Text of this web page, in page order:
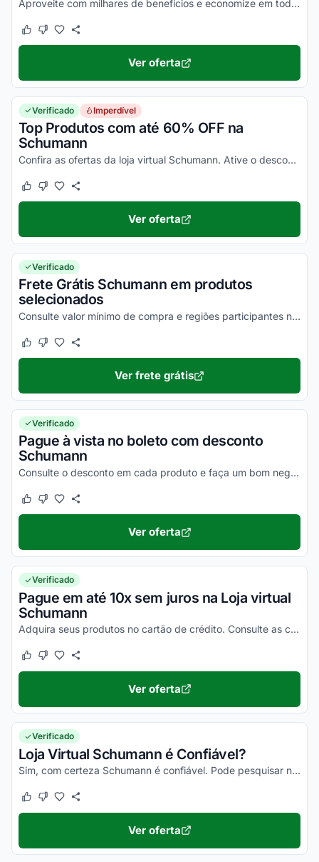
Aproveite com milhares de benefícios e economize em todo o site agora mesmo!
Este cupom funcionou
Este cupom não funcionou
Ver oferta
Verificado Imperdível
Top Produtos com até 60% OFF na
Schumann
Confira as ofertas da loja virtual Schumann. Ative o desconto Schumann e aproveite!
Este cupom funcionou
Este cupom não funcionou
Ver oferta
Verificado
Frete Grátis Schumann em produtos
selecionados
Consulte valor mínimo de compra e regiões participantes no site para essa condição e poupe agora.
Este cupom funcionou
Este cupom não funcionou
Ver frete grátis
Verificado
Pague à vista no boleto com desconto
Schumann
Consulte o desconto em cada produto e faça um bom negócio.
Este cupom funcionou
Este cupom não funcionou
Ver oferta
Verificado
Pague em até 10x sem juros na Loja virtual
Schumann
Adquira seus produtos no cartão de crédito. Consulte as condições e confira!
Este cupom funcionou
Este cupom não funcionou
Ver oferta
Verificado
Loja Virtual Schumann é Confiável?
Sim, com certeza Schumann é confiável. Pode pesquisar no Reclame Aqui e outros sites, que você vai se assegurar disso!
Este cupom funcionou
Este cupom não funcionou
Ver oferta